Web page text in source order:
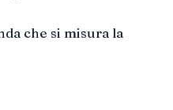
che si misura la